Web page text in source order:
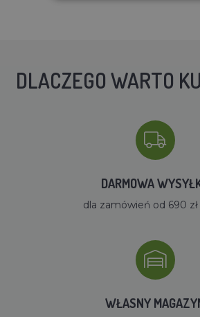
DLACZEGO WARTO
DARMOWA
dla zamówień od 690 zł
WŁASNY